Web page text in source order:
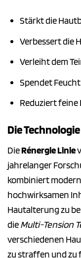
Stärkt die
Verbessert die
Verleiht dem
Spendet
Reduziert feine
Die
DieRénergie Linie
jahrelanger
kombiniert
hochwirksamen
Hautalterung zu
dieMulti-Tension
verschiedenen
zu straffen und zu